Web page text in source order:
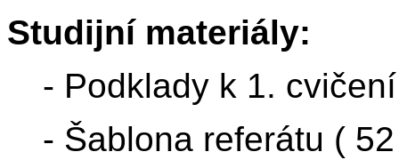
Studijní materiály:
- Podklady k 1.
- Šablona referátu (